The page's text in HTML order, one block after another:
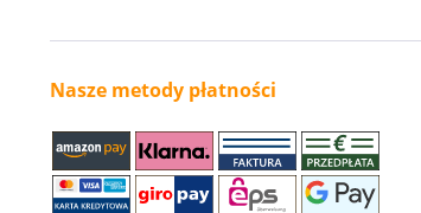
Nasze metody płatności